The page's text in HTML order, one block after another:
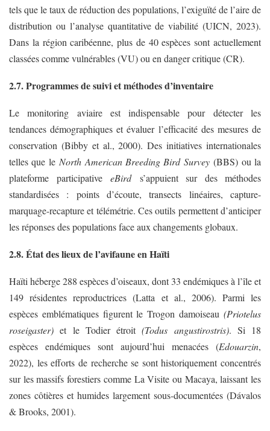
tels que le taux de réduction des populations, l’exiguïté de l’aire de
distribution ou l’analyse quantitative de viabilité (UICN, 2023).
Dans la région caribéenne, plus de 40 espèces sont actuellement
classées comme vulnérables (VU) ou en danger critique (CR).
2.7. Programmes de suivi et méthodes d’inventaire
Le monitoring aviaire est indispensable pour détecter les
tendances démographiques et évaluer l’efficacité des mesures de
conservation (Bibby et al., 2000). Des initiatives internationales
telles que le North American Breeding Bird Survey(BBS) ou la
plateforme participative eBirds’appuient sur des méthodes
standardisées : points d’écoute, transects linéaires, capture-
marquage-recapture et télémétrie. Ces outils permettent d’anticiper
les réponses des populations face aux changements globaux.
2.8. État des lieux de l’avifaune en Haïti
Haïti héberge 288 espèces d’oiseaux, dont 33 endémiques à l’île et
149 résidentes reproductrices (Latta et al., 2006). Parmi les
espèces emblématiques figurent le Trogon damoiseau (Priotelus
roseigaster) et le Todier étroit(Todus angustirostris). Si 18
espèces endémiques sont aujourd’hui menacées (Edouarzin,
2022), les efforts de recherche se sont historiquement concentrés
sur les massifs forestiers comme La Visite ou Macaya, laissant les
zones côtières et humides largement sous-documentées (Dávalos
& Brooks, 2001).